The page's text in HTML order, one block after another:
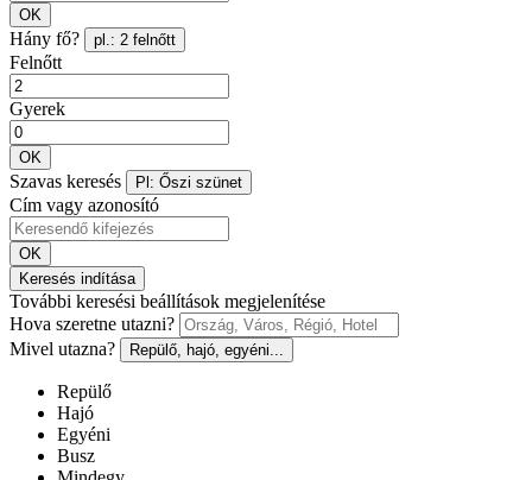
OK
Hány fő? pl.: 2 felnőtt
Felnőtt
Gyerek
OK
Szavas keresés Pl: Őszi szünet
Cím vagy azonosító
OK
Keresés indítása
További keresési beállítások megjelenítése
Hova szeretne utazni?
Mivel utazna?
Repülő, hajó, egyéni...
Repülő
Hajó
Egyéni
Busz